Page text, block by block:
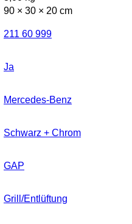
90 × 30 × 20 cm
211 60 999
Ja
Mercedes-Benz
Schwarz + Chrom
GAP
Grill/Entlüftung